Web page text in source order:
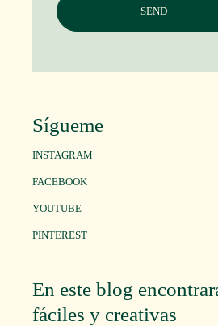
Sígueme
INSTAGRAM
FACEBOOK
YOUTUBE
PINTEREST
En este blog
fáciles y creativas